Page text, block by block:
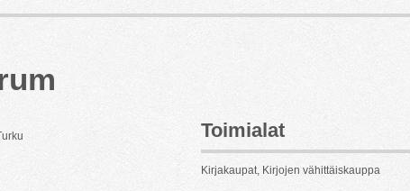
Toimialat
Kirjakaupat, Kirjojen vähittäiskauppa